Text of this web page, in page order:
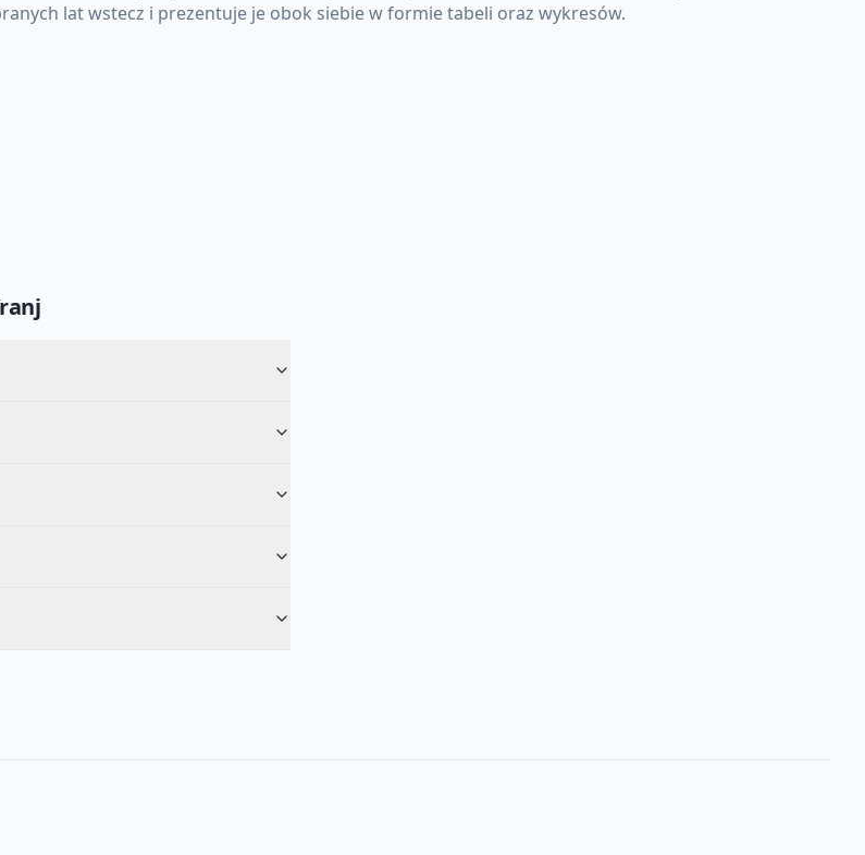
lat wstecz i prezentuje je obok siebie w formie tabeli oraz wykresów.